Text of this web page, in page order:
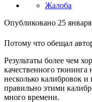
Жалоба
Опубликовано 25
Потому что обещал
Результаты более чем
качественного тюнинга
несколько калибровок
правильно этими
много времени.